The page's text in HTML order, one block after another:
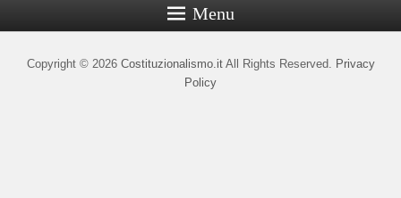
Menu
Copyright © 2026 Costituzionalismo.itAll Rights Reserved.
Privacy
Policy